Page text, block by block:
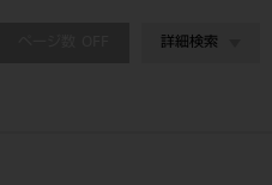
詳細検索